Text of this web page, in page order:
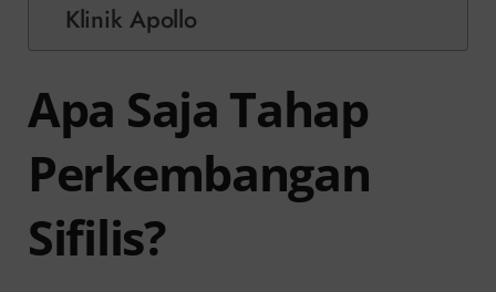
Klinik Apollo
Apa Saja Tahap
Perkembangan
Sifilis?